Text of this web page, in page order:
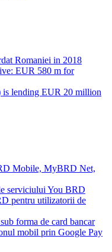
Romaniei in 2018
EUR 580 m for
is lending EUR 20 million
Mobile, MyBRD Net,
serviciului You BRD
pentru utilizatorii de
forma de card bancar
mobil prin Google Pay